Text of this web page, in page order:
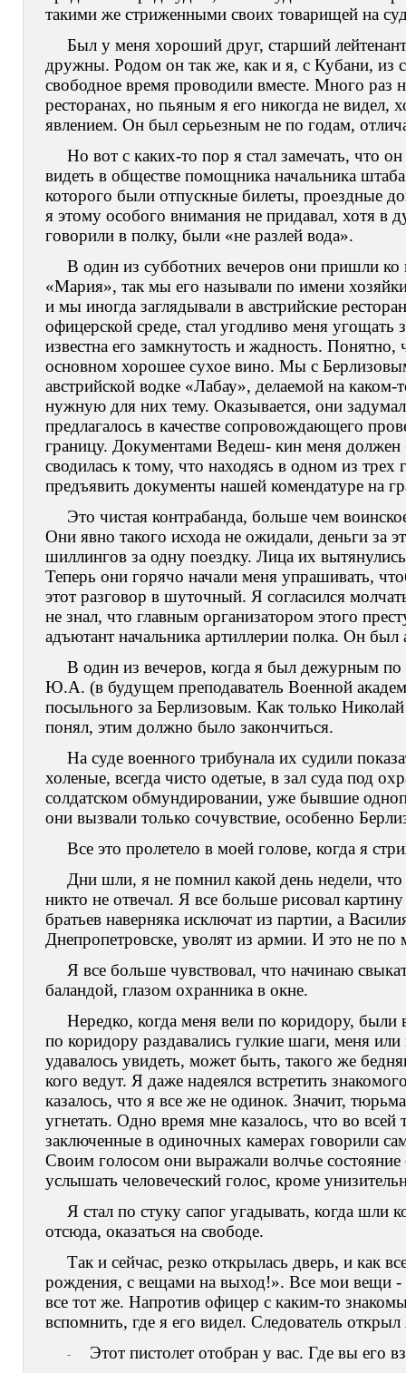
такими же стриженными своих товарищей на
Был у меня хороший друг, старший
дружны. Родом он так же, как и я, с Кубани,
свободное время проводили вместе. Много раз
ресторанах, но пьяным я его никогда не
явлением. Он был серьезным не по годам,
Но вот с каких-то пор я стал замечать, что
видеть в обществе помощника начальника
которого были отпускные билеты, проездные
я этому особого внимания не придавал, хотя
говорили в полку, были «не разлей вода».
В один из субботних вечеров они пришли ко
«Мария», так мы его называли по имени
и мы иногда заглядывали в австрийские
офицерской среде, стал угодливо меня угощать
известна его замкнутость и жадность.
основном хорошее сухое вино. Мы с
австрийской водке «Лабау», делаемой на
нужную для них тему. Оказывается, они
предлагалось в качестве сопровождающего
границу. Документами Ведеш- кин меня
сводилась к тому, что находясь в одном из
предъявить документы нашей комендатуре на
Это чистая контрабанда, больше чем
Они явно такого исхода не ожидали, деньги за
шиллингов за одну поездку. Лица их
Теперь они горячо начали меня упрашивать,
этот разговор в шуточный. Я согласился
не знал, что главным организатором этого
адъютант начальника артиллерии полка. Он был
В один из вечеров, когда я был дежурным по
Ю.А. (в будущем преподаватель Военной
посыльного за Берлизовым. Как только
понял, этим должно было закончиться.
На суде военного трибунала их судили
холеные, всегда чисто одетые, в зал суда под
солдатском обмундировании, уже бывшие
они вызвали только сочувствие, особенно
Все это пролетело в моей голове, когда я
Дни шли, я не помнил какой день недели,
никто не отвечал. Я все больше рисовал
братьев наверняка исключат из партии, а
Днепропетровске, уволят из армии. И это не по
Я все больше чувствовал, что начинаю
баландой, глазом охранника в окне.
Нередко, когда меня вели по коридору,
по коридору раздавались гулкие шаги, меня
удавалось увидеть, может быть, такого же
кого ведут. Я даже надеялся встретить
казалось, что я все же не одинок. Значит,
угнетать. Одно время мне казалось, что во
заключенные в одиночных камерах говорили
Своим голосом они выражали волчье состояние
услышать человеческий голос, кроме
Я стал по стуку сапог угадывать, когда шли
отсюда, оказаться на свободе.
Так и сейчас, резко открылась дверь, и как
рождения, с вещами на выход!». Все мои вещи -
все тот же. Напротив офицер с каким-то
вспомнить, где я его видел. Следователь
- Этот пистолет отобран у вас. Где вы его